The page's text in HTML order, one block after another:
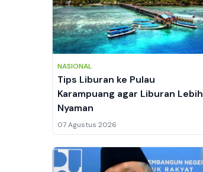
NASIONAL
Tips Liburan ke Pulau
Karampuang agar Liburan Lebih
Nyaman
07 Agustus 2026